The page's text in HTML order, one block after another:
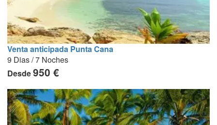
Venta anticipada Punta Cana
9 Dias / 7 Noches
Desde950 €